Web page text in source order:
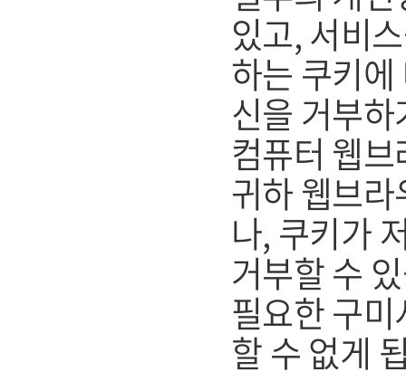
있고, 서비
하는 쿠키
신을 거부
컴퓨터 웹
귀하 웹브
나, 쿠키가
거부할 수
필요한 구
할 수 없게